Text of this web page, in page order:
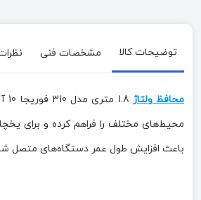
توضیحات کالا مشخصات فنی
محافظ ولتاژ
محیط‌های مختلف را فراهم کرده و برای
باعث افزایش طول عمر دستگاه‌های متصل